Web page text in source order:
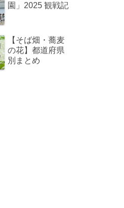
園」2025 観戦記
【そば畑・蕎麦
の花】都道府県
別まとめ